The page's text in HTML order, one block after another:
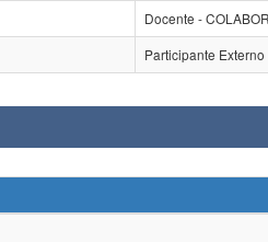
Docente -
Participante Externo